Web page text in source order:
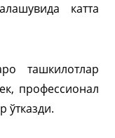
катта
ташкилотлар
профессионал
ўтказди.